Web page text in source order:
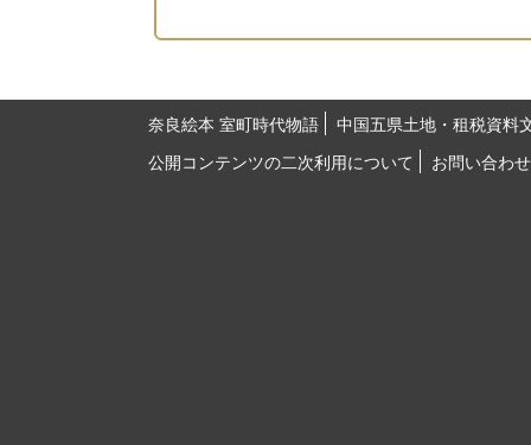
奈良絵本 室町時代物語
中国五県土地・租税資料
公開コンテンツの二次利用について
お問い合わせ